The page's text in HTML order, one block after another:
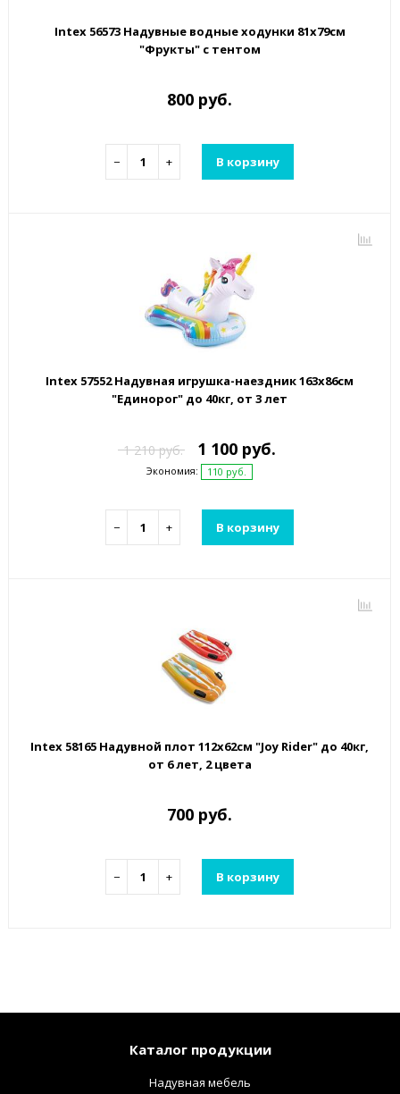
Intex 56573 Надувные водные ходунки 81х79см
"Фрукты" с тентом
800 руб.
− + В корзину
Intex 57552 Надувная игрушка-наездник 163х86см
"Единорог" до 40кг, от 3 лет
1 210 руб. 1 100 руб.
Экономия: 110 руб.
− + В корзину
Intex 58165 Надувной плот 112х62см "Joy Rider" до 40кг,
от 6 лет, 2 цвета
700 руб.
− + В корзину
Каталог продукции
Надувная мебель